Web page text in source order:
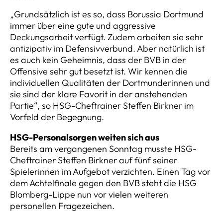
„Grundsätzlich ist es so, dass Borussia Dortmund
immer über eine gute und aggressive
Deckungsarbeit verfügt. Zudem arbeiten sie sehr
antizipativ im Defensivverbund. Aber natürlich ist
es auch kein Geheimnis, dass der BVB in der
Offensive sehr gut besetzt ist. Wir kennen die
individuellen Qualitäten der Dortmunderinnen und
sie sind der klare Favorit in der anstehenden
Partie“, so HSG-Cheftrainer Steffen Birkner im
Vorfeld der Begegnung.
HSG-Personalsorgen weiten sich aus
Bereits am vergangenen Sonntag musste HSG-
Cheftrainer Steffen Birkner auf fünf seiner
Spielerinnen im Aufgebot verzichten. Einen Tag vor
dem Achtelfinale gegen den BVB steht die HSG
Blomberg-Lippe nun vor vielen weiteren
personellen Fragezeichen.